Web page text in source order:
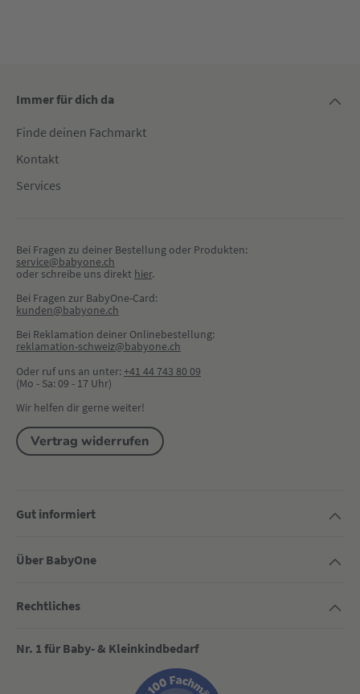
Immer für dich da
Finde deinen Fachmarkt
Kontakt
Services
Bei Fragen zu deiner Bestellung oder Produkten:
service@babyone.ch
oder schreibe uns direkt hier.
Bei Fragen zur BabyOne-Card:
kunden@babyone.ch
Bei Reklamation deiner Onlinebestellung:
reklamation-schweiz@babyone.ch
Oder ruf uns an unter:+41 44 743 80 09
(Mo - Sa: 09 - 17 Uhr)
Wir helfen dir gerne weiter!
Vertrag widerrufen
Gut informiert
Über BabyOne
Rechtliches
Nr. 1 für Baby- & Kleinkindbedarf